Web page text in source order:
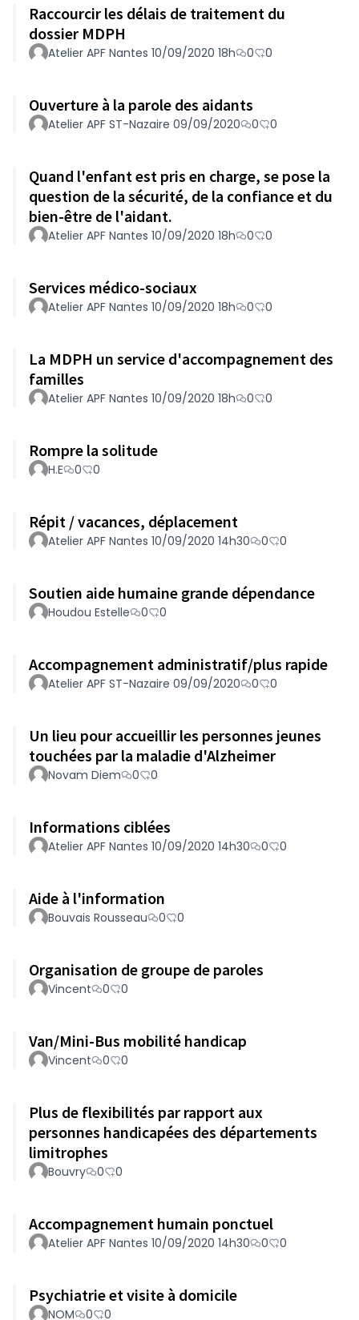
Raccourcir les délais de traitement du
dossier MDPH
Atelier APF Nantes 10/09/2020 18h 0 0
Ouverture à la parole des aidants
Atelier APF ST-Nazaire 09/09/2020 0 0
Quand l'enfant est pris en charge, se pose la
question de la sécurité, de la confiance et du
bien-être de l'aidant.
Atelier APF Nantes 10/09/2020 18h 0 0
Services médico-sociaux
Atelier APF Nantes 10/09/2020 18h 0 0
La MDPH un service d'accompagnement des
familles
Atelier APF Nantes 10/09/2020 18h 0 0
Rompre la solitude
H.E 0 0
Répit / vacances, déplacement
Atelier APF Nantes 10/09/2020 14h30 0 0
Soutien aide humaine grande dépendance
Houdou Estelle 0 0
Accompagnement administratif/plus rapide
Atelier APF ST-Nazaire 09/09/2020 0 0
Un lieu pour accueillir les personnes jeunes
touchées par la maladie d'Alzheimer
Novam Diem 0 0
Informations ciblées
Atelier APF Nantes 10/09/2020 14h30 0 0
Aide à l'information
Bouvais Rousseau 0 0
Organisation de groupe de paroles
Vincent 0 0
Van/Mini-Bus mobilité handicap
Vincent 0 0
Plus de flexibilités par rapport aux
personnes handicapées des départements
limitrophes
Bouvry 0 0
Accompagnement humain ponctuel
Atelier APF Nantes 10/09/2020 14h30 0 0
Psychiatrie et visite à domicile
NOM 0 0